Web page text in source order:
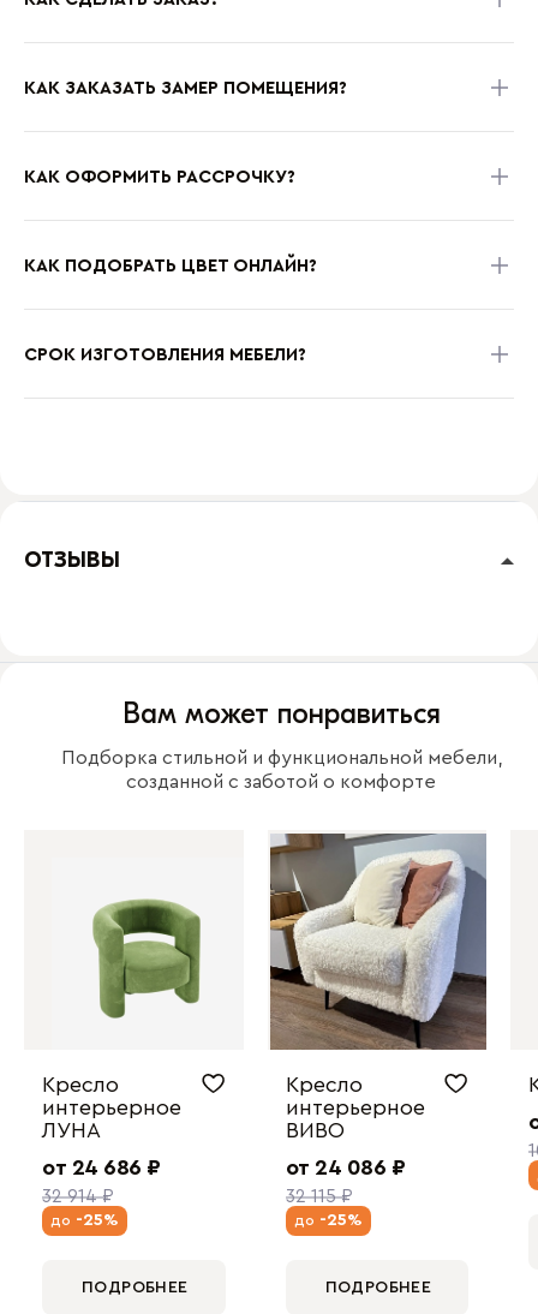
КАК ЗАКАЗАТЬ ЗАМЕР ПОМЕЩЕНИЯ?
КАК ОФОРМИТЬ РАССРОЧКУ?
КАК ПОДОБРАТЬ ЦВЕТ ОНЛАЙН?
СРОК ИЗГОТОВЛЕНИЯ МЕБЕЛИ?
ОТЗЫВЫ
Вам может понравиться
Подборка стильной и функциональной мебели,
созданной с заботой о комфорте
Кресло
интерьерное
ЛУНА
от 24 686 ₽
32 914 ₽
до -25%
ПОДРОБНЕЕ
Кресло
интерьерное
ВИВО
от 24 086 ₽
32 115 ₽
до -25%
ПОДРОБНЕЕ